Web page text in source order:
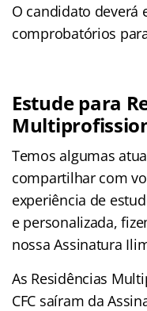
O candidato deverá
comprobatórios
Estude para
Temos algumas
compartilhar com
experiência de
e personalizada,
nossa Assinatura
As Residências
CFC saíram da